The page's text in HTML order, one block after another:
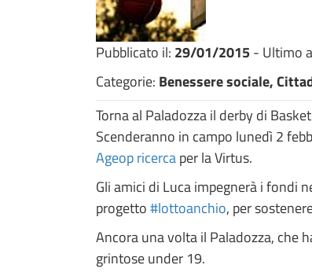
Pubblicato il: 29/01/2015- Ultimo
Categorie: Benessere sociale,
Torna al Paladozza il derby di
Scenderanno in campo lunedì 2
Ageop ricercaper la Virtus.
Gli amici di Luca impegnerà i fondi
progetto#lottoanchio, per
Ancora una volta il Paladozza, che
grintose under 19.